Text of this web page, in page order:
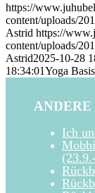
https://
content/uploads/
Astrid https://
content/uploads/
Astrid2025-10-28
18:34:01Yoga
Ich